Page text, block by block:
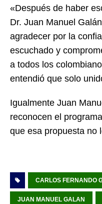
«Después de haber
Dr. Juan Manuel
agradecer por la
escuchado y
a todos los
entendió que solo
Igualmente Juan
reconocen el programa
que esa propuesta no
CARLOS FERNANDO
JUAN MANUEL GALAN